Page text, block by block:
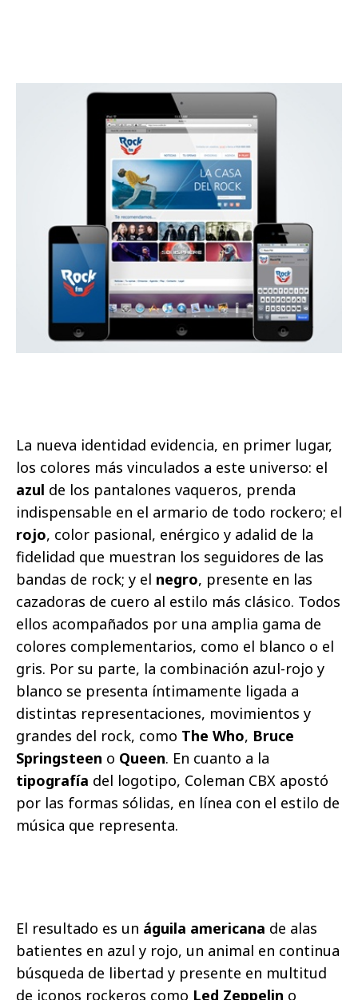
La nueva identidad evidencia, en primer lugar,
los colores más vinculados a este universo: el
azul de los pantalones vaqueros, prenda
indispensable en el armario de todo rockero; el
rojo, color pasional, enérgico y adalid de la
fidelidad que muestran los seguidores de las
bandas de rock; y el negro, presente en las
cazadoras de cuero al estilo más clásico. Todos
ellos acompañados por una amplia gama de
colores complementarios, como el blanco o el
gris. Por su parte, la combinación azul-rojo y
blanco se presenta íntimamente ligada a
distintas representaciones, movimientos y
grandes del rock, como The Who, Bruce
Springsteen o Queen. En cuanto a la
tipografía del logotipo, Coleman CBX apostó
por las formas sólidas, en línea con el estilo de
música que representa.
El resultado es un águila americana de alas
batientes en azul y rojo, un animal en continua
búsqueda de libertad y presente en multitud
de iconos rockeros como Led Zeppelin o